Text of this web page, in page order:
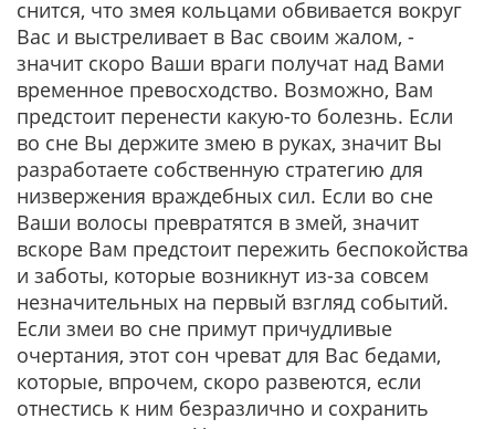
снится, что змея кольцами обвивается вокруг
Вас и выстреливает в Вас своим жалом, -
значит скоро Ваши враги получат над Вами
временное превосходство. Возможно, Вам
предстоит перенести какую-то болезнь. Если
во сне Вы держите змею в руках, значит Вы
разработаете собственную стратегию для
низвержения враждебных сил. Если во сне
Ваши волосы превратятся в змей, значит
вскоре Вам предстоит пережить беспокойства
и заботы, которые возникнут из-за совсем
незначительных на первый взгляд событий.
Если змеи во сне примут причудливые
очертания, этот сон чреват для Вас бедами,
которые, впрочем, скоро развеются, если
отнестись к ним безразлично и сохранить